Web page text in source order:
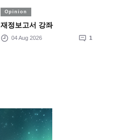
Opinion
재정보고서 강좌
04 Aug 2026 1